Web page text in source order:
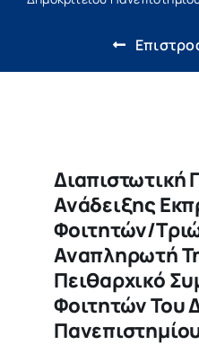
Έρευνα & Καινοτομία
Η ζωή στο ΔΠΘ
Διαπιστωτική
Ανάδειξης
Φοιτητών/
Αναπληρωτή
Πειθαρχικό
Φοιτητών Του